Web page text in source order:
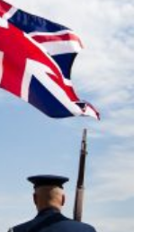
德语
阿拉伯语
柬埔寨语